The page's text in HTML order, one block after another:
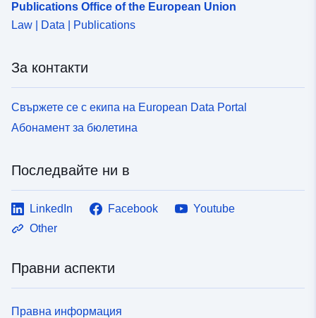
Периодичност
Publications Office of the European Union
Law | Data | Publications
За контакти
Свържете се с екипа на European Data Portal
Абонамент за бюлетина
Последвайте ни в
LinkedIn Facebook
Youtube
Other
Правни аспекти
Правна информация